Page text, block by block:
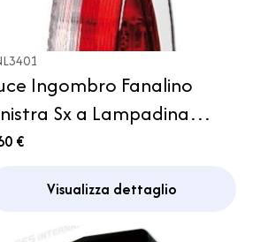
Ingombro Fanalino
Sx a Lampadina
Caravan Wilk
€
Visualizza dettaglio